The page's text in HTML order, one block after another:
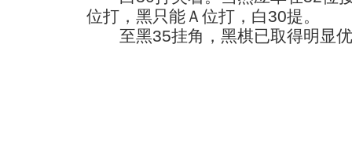
位打，黑只能Ａ位打，白30提。
至黑35挂角，黑棋已取得明显